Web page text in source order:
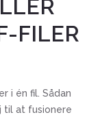
FILER
i én fil. Sådan
til at fusionere